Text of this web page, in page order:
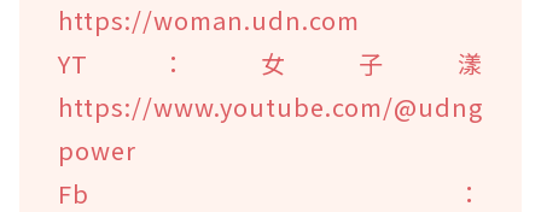
https://woman.udn.com
YT：女子漾
https://www.youtube.com/@udng
power
Fb：